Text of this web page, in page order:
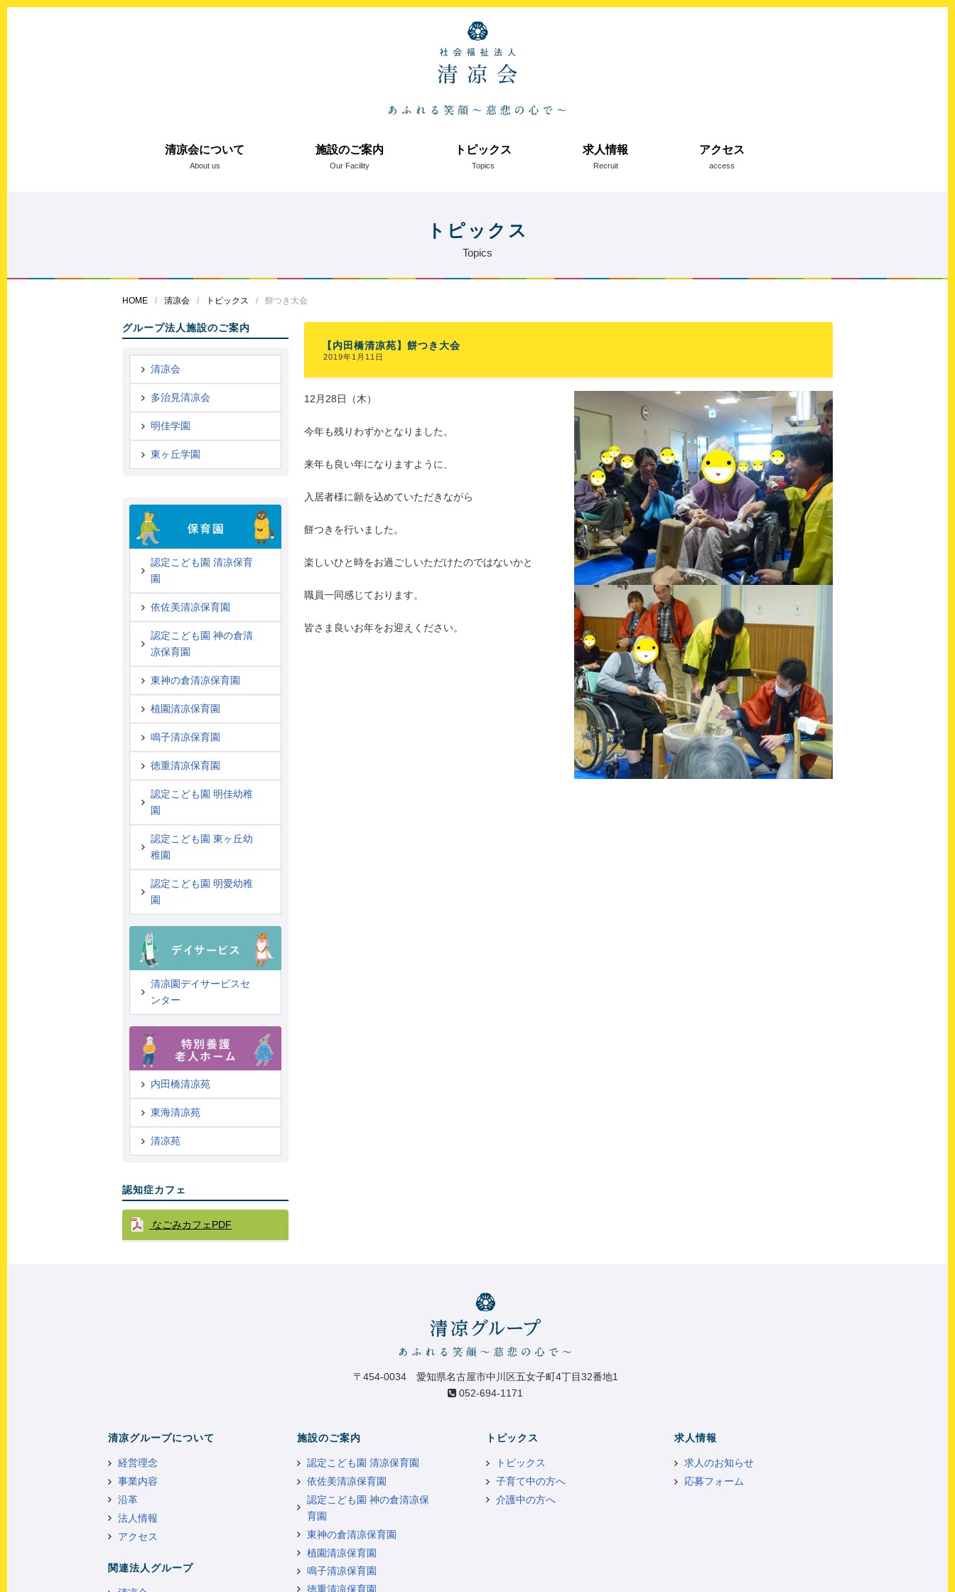
清凉会について
About us
施設のご案内
Our Facility
トピックス
Topics
求人情報
Recruit
アクセス
access
トピックス
Topics
HOME 清凉会 トピックス 餅つき大会
グループ法人施設のご案内
清凉会
多治見清凉会
明佳学園
東ヶ丘学園
認定こども園 清凉保育
園
依佐美清凉保育園
認定こども園 神の倉清
凉保育園
東神の倉清凉保育園
植園清凉保育園
鳴子清凉保育園
徳重清凉保育園
認定こども園 明佳幼稚
園
認定こども園 東ヶ丘幼
稚園
認定こども園 明愛幼稚
園
清凉園デイサービスセ
ンター
内田橋清凉苑
東海清凉苑
清凉苑
認知症カフェ
なごみカフェPDF
【内田橋清凉苑】餅つき大会
2019年1月11日
12月28日（木）
今年も残りわずかとなりました。
来年も良い年になりますように、
入居者様に願を込めていただきながら
餅つきを行いました。
楽しいひと時をお過ごしいただけたのではないかと
職員一同感じております。
皆さま良いお年をお迎えください。
〒454-0034 愛知県名古屋市中川区五女子町4丁目32番地1
052-694-1171
清凉グループについて
経営理念
事業内容
沿革
法人情報
アクセス
関連法人グループ
施設のご案内
認定こども園 清凉保育園
依佐美清凉保育園
認定こども園 神の倉清凉保
育園
東神の倉清凉保育園
植園清凉保育園
鳴子清凉保育園
徳重清凉保育園
トピックス
トピックス
子育て中の方へ
介護中の方へ
求人情報
求人のお知らせ
応募フォーム